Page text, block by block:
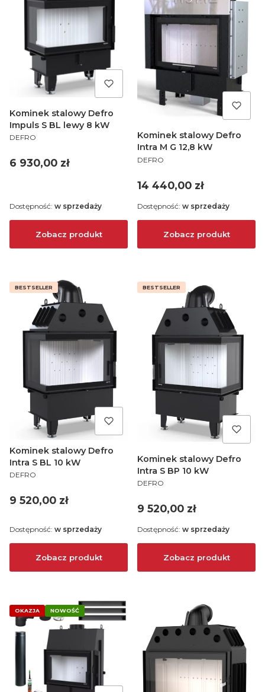
Kominek stalowy Defro
Impuls S BL lewy 8 kW
PRODUCENT
DEFRO
Cena
6 930,00 zł
Zobacz produkt
Dostępność: w sprzedaży
Kominek stalowy Defro
Intra M G 12,8 kW
PRODUCENT
DEFRO
Cena
14 440,00 zł
Zobacz produkt
Dostępność: w sprzedaży
BESTSELLER
Kominek stalowy Defro
Intra S BL 10 kW
PRODUCENT
DEFRO
Cena
9 520,00 zł
Zobacz produkt
Dostępność: w sprzedaży
BESTSELLER
Kominek stalowy Defro
Intra S BP 10 kW
PRODUCENT
DEFRO
Cena
9 520,00 zł
Zobacz produkt
Dostępność: w sprzedaży
OKAZJA NOWOŚĆ